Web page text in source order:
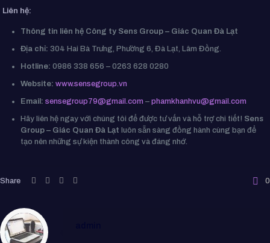
Liên hệ:
Thông tin liên hệ Công ty Sens Group – Giác Quan Đà Lạt
Địa chỉ: 304 Hai Bà Trưng, Phường 6, Đà Lạt, Lâm Đồng.
Hotline: 0986 338 656 – 0263 628 0280
Website: www.sensegroup.vn
Email: sensegroup79@gmail.com –phamkhanhvu@gmail.com
Hãy liên hệ ngay với chúng tôi để được tư vấn và hỗ trợ chi tiết! Sens
Group – Giác Quan Đà Lạt luôn sẵn sàng đồng hành cùng bạn để
tạo nên những sự kiện thành công và đáng nhớ.
Share 0